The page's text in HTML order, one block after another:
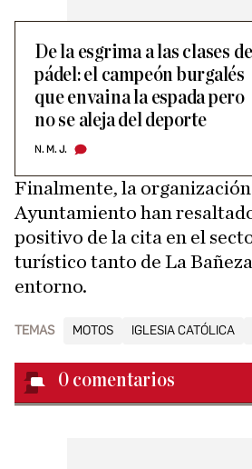
De la esgrima a las clases de
pádel: el campeón burgalés
que envaina la espada pero
no se aleja del deporte
N. M. J.
Finalmente, la organización
Ayuntamiento han
positivo de la cita en el
turístico tanto de La
entorno.
TEMAS MOTOS IGLESIA CATÓLICA
0 comentarios